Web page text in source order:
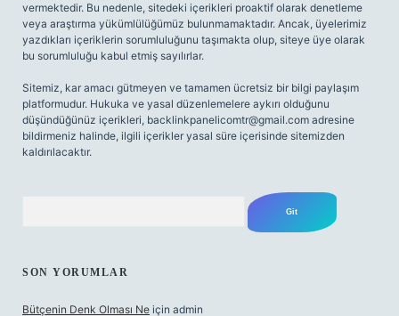
vermektedir. Bu nedenle, sitedeki içerikleri proaktif olarak denetleme
veya araştırma yükümlülüğümüz bulunmamaktadır. Ancak, üyelerimiz
yazdıkları içeriklerin sorumluluğunu taşımakta olup, siteye üye olarak
bu sorumluluğu kabul etmiş sayılırlar.
Sitemiz, kar amacı gütmeyen ve tamamen ücretsiz bir bilgi paylaşım
platformudur. Hukuka ve yasal düzenlemelere aykırı olduğunu
düşündüğünüz içerikleri, backlinkpanelicomtr@gmail.com adresine
bildirmeniz halinde, ilgili içerikler yasal süre içerisinde sitemizden
kaldırılacaktır.
SON YORUMLAR
Bütçenin Denk Olması Ne için admin